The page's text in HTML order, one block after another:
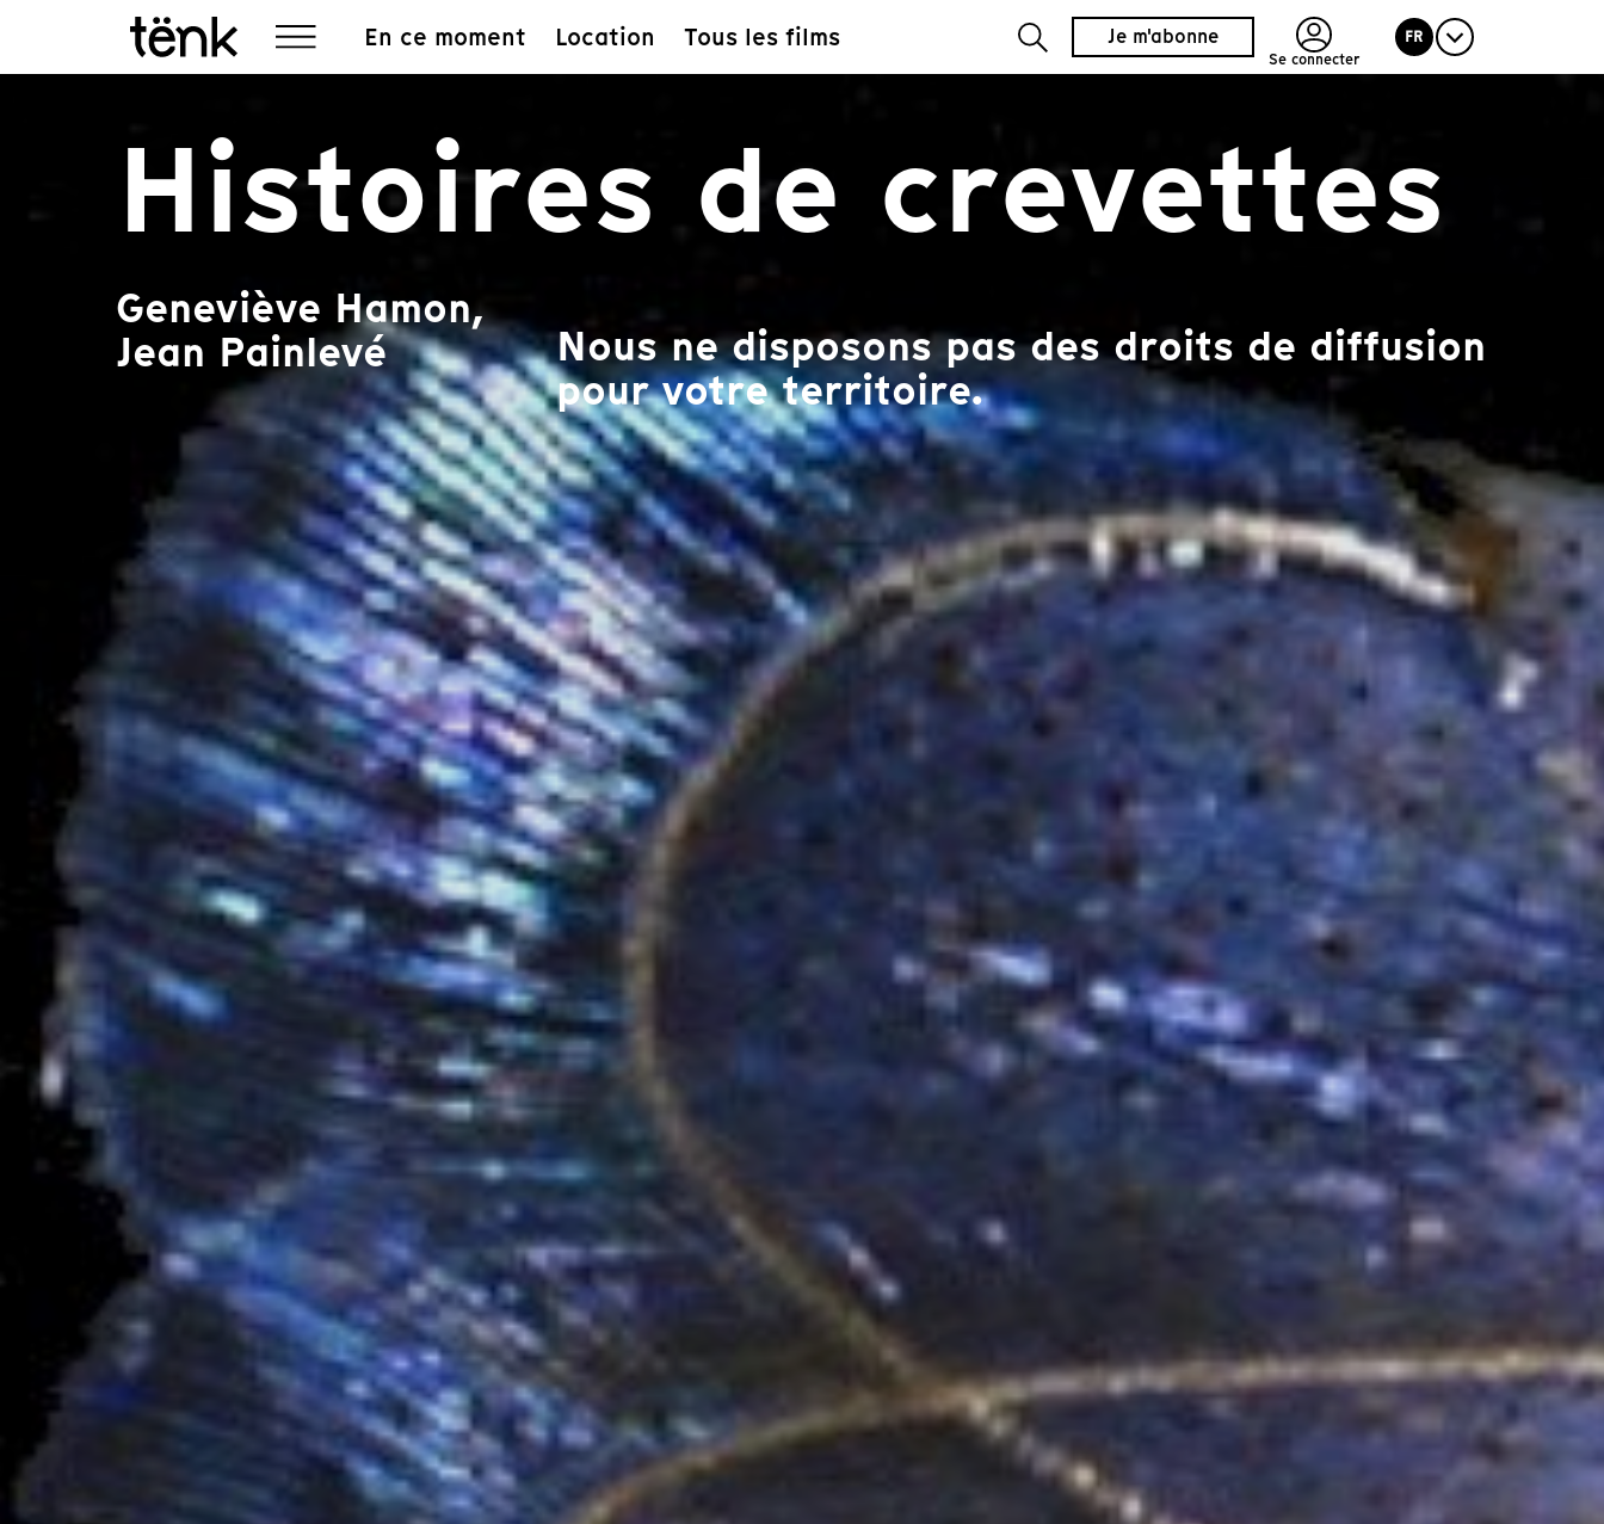
En ce moment Location Tous les films Je m'abonne
Se connecter
FR
Histoires de crevettes
Geneviève Hamon,
Jean Painlevé Nous ne disposons pas des droits de diffusion
pour votre territoire.